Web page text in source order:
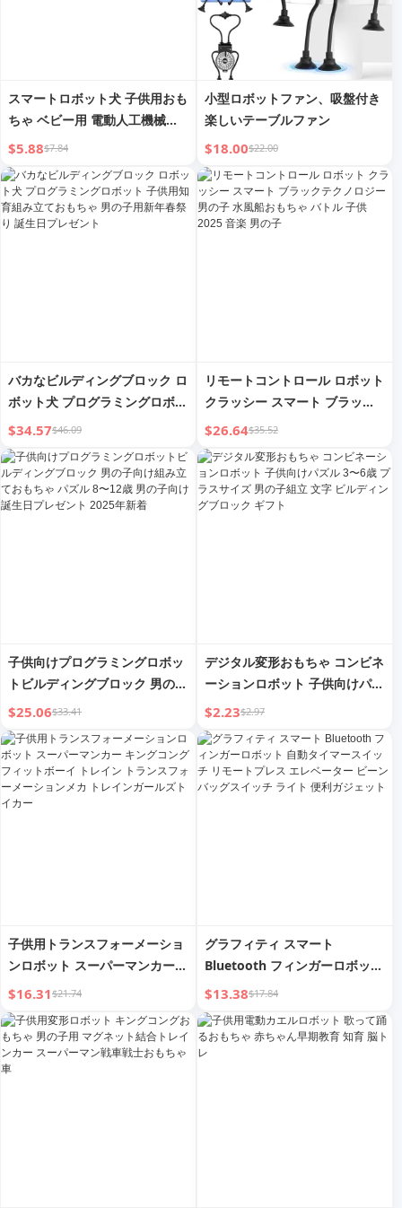
スマートロボット犬 子供用おも
ちゃ ベビー用 電動人工機械子
犬 鳴き声・歌・ダンス機能付き
2025年新着
$5.88$7.84
小型ロボットファン、吸盤付き
楽しいテーブルファン
$18.00$22.00
バカなビルディングブロック ロ
ボット犬 プログラミングロボッ
ト 子供用知育組み立ておもちゃ
男の子用新年春祭り 誕生日プレ
ゼント
$34.57$46.09
リモートコントロール ロボット
クラッシー スマート ブラック
テクノロジー 男の子 水風船お
もちゃ バトル 子供 2025 音楽
男の子
$26.64$35.52
子供向けプログラミングロボッ
トビルディングブロック 男の子
向け組み立ておもちゃ パズル
8〜12歳 男の子向け誕生日プレ
ゼント 2025年新着
$25.06$33.41
デジタル変形おもちゃ コンビネ
ーションロボット 子供向けパズ
ル 3〜6歳 プラスサイズ 男の子
組立 文字 ビルディングブロッ
ク ギフト
$2.23$2.97
子供用トランスフォーメーショ
ンロボット スーパーマンカー
キングコング フィットボーイ
トレイン トランスフォーメーシ
ョンメカ トレインガールズトイ
カー
$16.31$21.74
グラフィティ スマート
Bluetooth フィンガーロボット
自動タイマースイッチ リモート
プレス エレベーター ビーンバ
ッグスイッチ ライト 便利ガジ
ェット
$13.38$17.84